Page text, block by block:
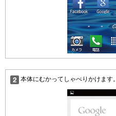
本体にむかってしゃべりかけます。